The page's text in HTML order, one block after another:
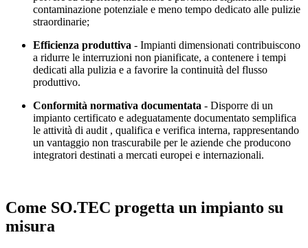
contaminazione potenziale e meno tempo dedicato alle pulizie
straordinarie;
Efficienza produttiva - Impianti dimensionati contribuiscono
a ridurre le interruzioni non pianificate, a contenere i tempi
dedicati alla pulizia e a favorire la continuità del flusso
produttivo.
Conformità normativa documentata - Disporre di un
impianto certificato e adeguatamente documentato semplifica
le attività di audit , qualifica e verifica interna, rappresentando
un vantaggio non trascurabile per le aziende che producono
integratori destinati a mercati europei e internazionali.
Come SO.TEC progetta un impianto su
misura